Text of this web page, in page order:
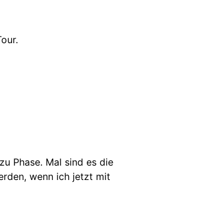
Phase. Mal sind es die
wenn ich jetzt mit